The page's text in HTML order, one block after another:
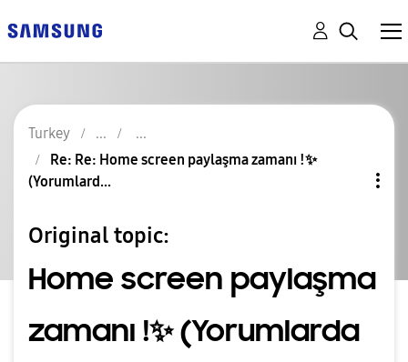
Turkey
Re: Re: Home screen paylaşma zamanı !✨️
(Yorumlard...
Original topic:
Home screen paylaşma
zamanı !✨️ (Yorumlarda